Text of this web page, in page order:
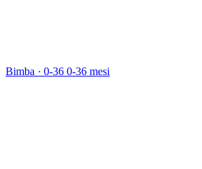
Bimba · 0-36 0-36 mesi